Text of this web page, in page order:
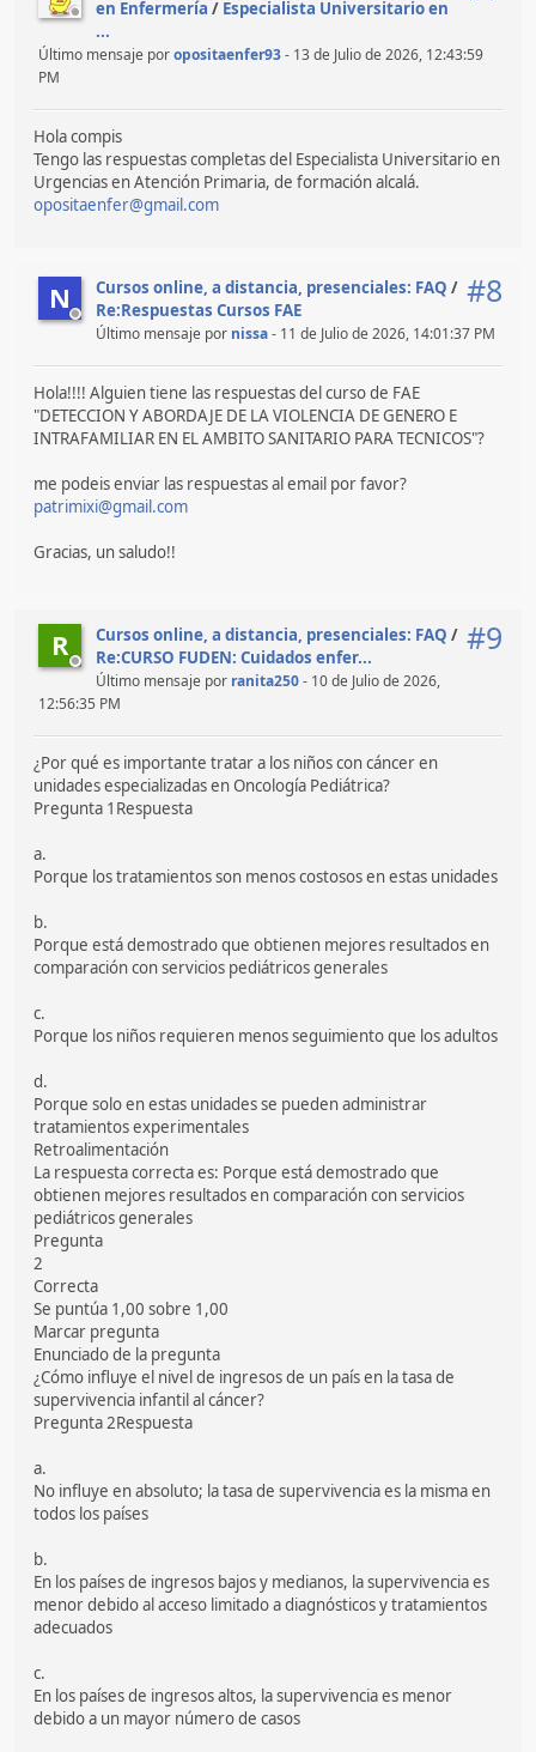
en Enfermería / Especialista Universitario en
...
Último mensaje poropositaenfer93- 13 de Julio de 2026, 12:43:59
PM
Hola compis
Tengo las respuestas completas del Especialista Universitario en
Urgencias en Atención Primaria, de formación alcalá.
opositaenfer@gmail.com
#8
N Cursos online, a distancia, presenciales: FAQ /
Re:Respuestas Cursos FAE
Último mensaje por nissa- 11 de Julio de 2026, 14:01:37 PM
Hola!!!! Alguien tiene las respuestas del curso de FAE
"DETECCION Y ABORDAJE DE LA VIOLENCIA DE GENERO E
INTRAFAMILIAR EN EL AMBITO SANITARIO PARA TECNICOS"?
me podeis enviar las respuestas al email por favor?
patrimixi@gmail.com
Gracias, un saludo!!
#9
R Cursos online, a distancia, presenciales: FAQ /
Re:CURSO FUDEN: Cuidados enfer...
Último mensaje por ranita250- 10 de Julio de 2026,
12:56:35 PM
¿Por qué es importante tratar a los niños con cáncer en
unidades especializadas en Oncología Pediátrica?
Pregunta 1Respuesta
a.
Porque los tratamientos son menos costosos en estas unidades
b.
Porque está demostrado que obtienen mejores resultados en
comparación con servicios pediátricos generales
c.
Porque los niños requieren menos seguimiento que los adultos
d.
Porque solo en estas unidades se pueden administrar
tratamientos experimentales
Retroalimentación
La respuesta correcta es: Porque está demostrado que
obtienen mejores resultados en comparación con servicios
pediátricos generales
Pregunta
2
Correcta
Se puntúa 1,00 sobre 1,00
Marcar pregunta
Enunciado de la pregunta
¿Cómo influye el nivel de ingresos de un país en la tasa de
supervivencia infantil al cáncer?
Pregunta 2Respuesta
a.
No influye en absoluto; la tasa de supervivencia es la misma en
todos los países
b.
En los países de ingresos bajos y medianos, la supervivencia es
menor debido al acceso limitado a diagnósticos y tratamientos
adecuados
c.
En los países de ingresos altos, la supervivencia es menor
debido a un mayor número de casos